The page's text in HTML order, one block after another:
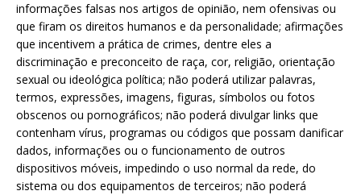
informações falsas nos artigos de opinião, nem ofensivas ou
que firam os direitos humanos e da personalidade; afirmações
que incentivem a prática de crimes, dentre eles a
discriminação e preconceito de raça, cor, religião, orientação
sexual ou ideológica política; não poderá utilizar palavras,
termos, expressões, imagens, figuras, símbolos ou fotos
obscenos ou pornográficos; não poderá divulgar links que
contenham vírus, programas ou códigos que possam danificar
dados, informações ou o funcionamento de outros
dispositivos móveis, impedindo o uso normal da rede, do
sistema ou dos equipamentos de terceiros; não poderá